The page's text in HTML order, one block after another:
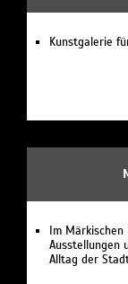
Kunstgalerie
Im
Ausstellungen
Alltag der